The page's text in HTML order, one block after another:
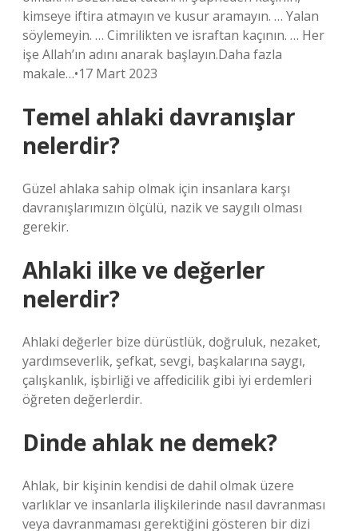
kimseye iftira atmayın ve kusur aramayın. … Yalan
söylemeyin. … Cimrilikten ve israftan kaçının. … Her
işe Allah’ın adını anarak başlayın.Daha fazla
makale…•17 Mart 2023
Temel ahlaki davranışlar
nelerdir?
Güzel ahlaka sahip olmak için insanlara karşı
davranışlarımızın ölçülü, nazik ve saygılı olması
gerekir.
Ahlaki ilke ve değerler
nelerdir?
Ahlaki değerler bize dürüstlük, doğruluk, nezaket,
yardımseverlik, şefkat, sevgi, başkalarına saygı,
çalışkanlık, işbirliği ve affedicilik gibi iyi erdemleri
öğreten değerlerdir.
Dinde ahlak ne demek?
Ahlak, bir kişinin kendisi de dahil olmak üzere
varlıklar ve insanlarla ilişkilerinde nasıl davranması
veya davranmaması gerektiğini gösteren bir dizi